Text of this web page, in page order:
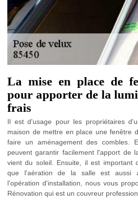
La mise en place de
pour apporter de la
frais
Il est d'usage pour les propriétaires
maison de mettre en place une fenêtre
faire un aménagement des combles.
peuvent garantir facilement l'apport de
vient du soleil. Ensuite, il est important
que l'aération de la salle est aussi
l'opération d'installation, nous vous
Rénovation qui est un couvreur